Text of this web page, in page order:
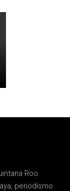
Roo
periodismo